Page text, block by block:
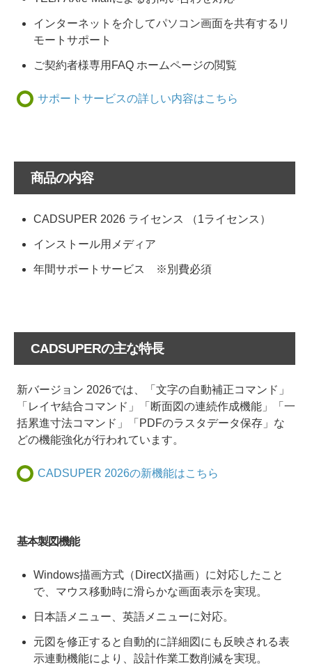
インターネットを介してパソコン画面を共有するリ
モートサポート
ご契約者様専用FAQ ホームページの閲覧
サポートサービスの詳しい内容はこちら
商品の内容
CADSUPER 2026 ライセンス （1ライセンス）
インストール用メディア
年間サポートサービス ※別費必須
CADSUPERの主な特長
新バージョン 2026では、「文字の自動補正コマンド」
「レイヤ結合コマンド」「断面図の連続作成機能」「一
括累進寸法コマンド」「PDFのラスタデータ保存」な
どの機能強化が行われています。
CADSUPER 2026の新機能はこちら
基本製図機能
Windows描画方式（DirectX描画）に対応したこと
で、マウス移動時に滑らかな画面表示を実現。
日本語メニュー、英語メニューに対応。
元図を修正すると自動的に詳細図にも反映される表
示連動機能により、設計作業工数削減を実現。